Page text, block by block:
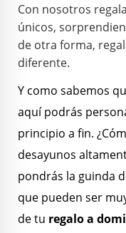
Con nosotros
únicos,
de otra forma,
diferente.
Y como sabemos
aquí podrás
principio a fin.
desayunos
pondrás la guinda
que pueden ser
de tu regalo a